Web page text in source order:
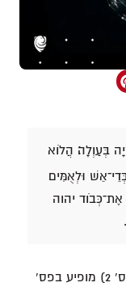
בְּעַוְלָה׃ הֲלֹוא
וּלְאֻמִּים
יהוה
החזון שאלוהים ציווה על חבקוק לכתוב (פס' 2) מופיע בפס'